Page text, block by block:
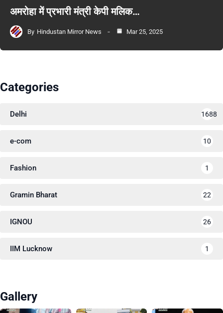
अमरोहा में प्रभारी मंत्री केपी मलिक…
By Hindustan Mirror News Mar 25, 2025
Categories
Delhi 1688
e-com 10
Fashion 1
Gramin Bharat 22
IGNOU 26
IIM Lucknow 1
Gallery